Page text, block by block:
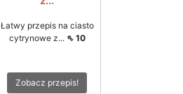
Łatwy przepis na ciasto
cytrynowe z... ⇖ 10
Zobacz przepis!